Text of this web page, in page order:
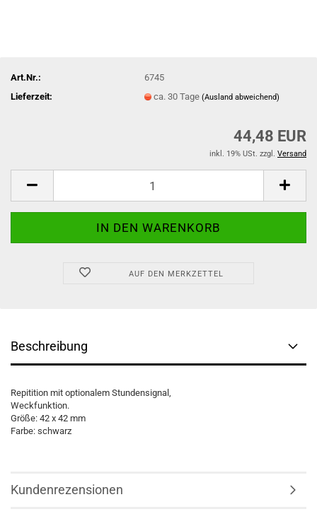
Art.Nr.:
6745
Lieferzeit:
ca. 30 Tage(Ausland abweichend)
44,48 EUR
inkl. 19% USt. zzgl. Versand
AUF DEN MERKZETTEL
Beschreibung
Repitition mit optionalem Stundensignal,
Weckfunktion.
Größe: 42 x 42 mm
Farbe: schwarz
Kundenrezensionen